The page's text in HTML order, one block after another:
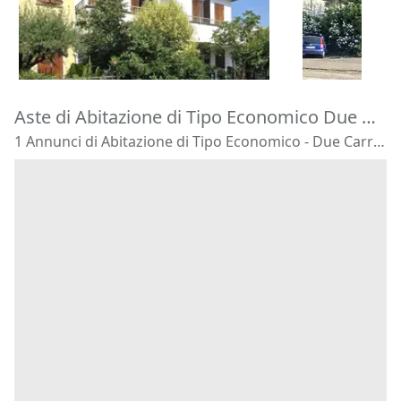
Montegrotto Terme (Padova)
195.000 €
20/10/2026
Barbarano
180.000 €
22/10/2026
Aste di Abitazione di Tipo Economico Due Carrare
1 Annunci di Abitazione di Tipo Economico - Due Carrare